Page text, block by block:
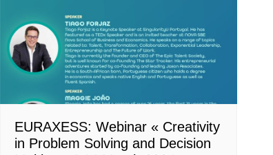
EURAXESS: Webinar « Creativity
in Problem Solving and Decision